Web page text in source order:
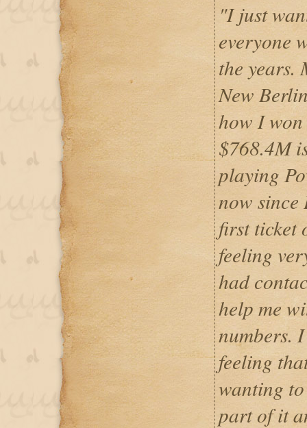
"I just
everyone
the years.
New
how I
$768.4M
playing
now since
first ticket
feeling
had
help me
numbers.
feeling
wanting
part of it